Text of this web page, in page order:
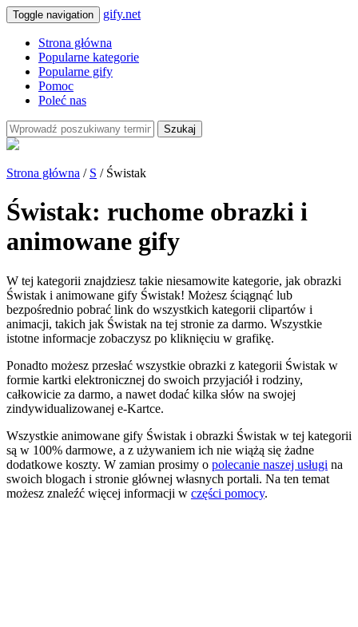
Toggle navigation gify.net
Strona główna
Popularne kategorie
Popularne gify
Pomoc
Poleć nas
Szukaj
Strona główna / S / Świstak
Świstak: ruchome obrazki i
animowane gify
W tej kategorii znajdziesz takie niesamowite kategorie, jak obrazki
Świstak i animowane gify Świstak! Możesz ściągnąć lub
bezpośrednio pobrać link do wszystkich kategorii clipartów i
animacji, takich jak Świstak na tej stronie za darmo. Wszystkie
istotne informacje zobaczysz po kliknięciu w grafikę.
Ponadto możesz przesłać wszystkie obrazki z kategorii Świstak w
formie kartki elektronicznej do swoich przyjaciół i rodziny,
całkowicie za darmo, a nawet dodać kilka słów na swojej
zindywidualizowanej e-Kartce.
Wszystkie animowane gify Świstak i obrazki Świstak w tej kategorii
są w 100% darmowe, a z używaniem ich nie wiążą się żadne
dodatkowe koszty. W zamian prosimy o polecanie naszej usługi na
swoich blogach i stronie głównej własnych portali. Na ten temat
możesz znaleźć więcej informacji w części pomocy.